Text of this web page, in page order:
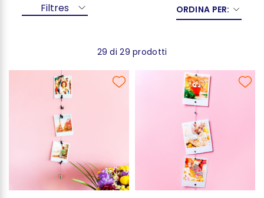
Filtres ORDINA PER:
29 di 29 prodotti